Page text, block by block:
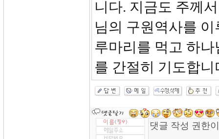
니다. 지금도 주께
님의 구원역사를
루마리를 먹고 하
를 간절히 기도합니